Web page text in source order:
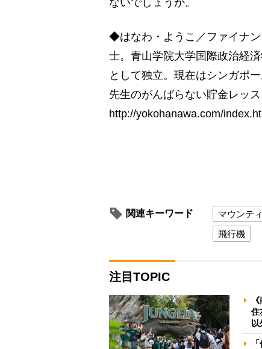
ないでしょうか。
◆はなわ・ようこ／ファイナ
士。青山学院大学国際政治経
として独立。現在はシンガポ
先生のがんばらない貯金レッ
http://yokohanawa.com/
関連キーワード マウンテ
飛行機
注目TOPIC
住
以